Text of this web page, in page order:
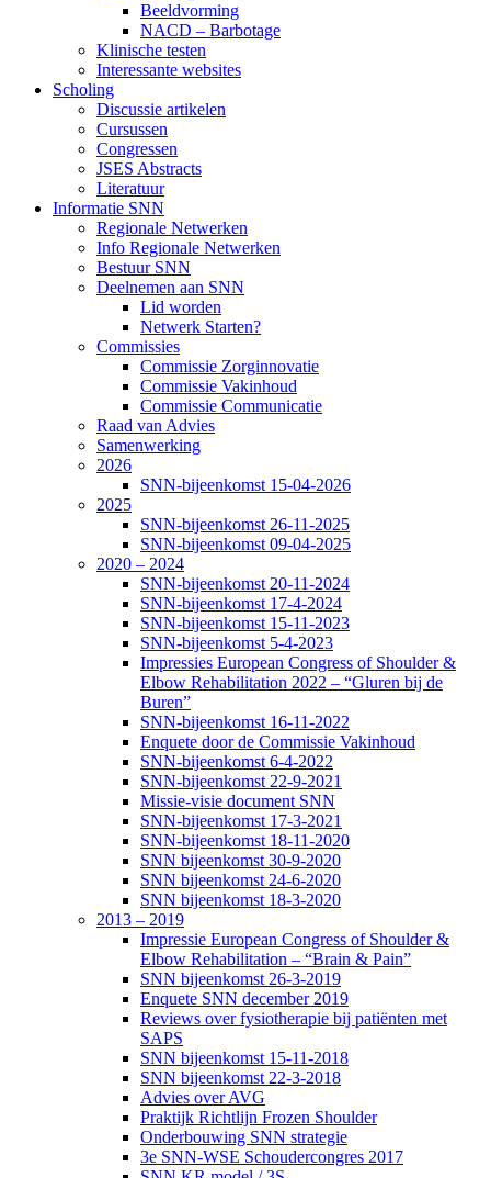
Beeldvorming
NACD – Barbotage
Klinische testen
Interessante websites
Scholing
Discussie artikelen
Cursussen
Congressen
JSES Abstracts
Literatuur
Informatie SNN
Regionale Netwerken
Info Regionale Netwerken
Bestuur SNN
Deelnemen aan SNN
Lid worden
Netwerk Starten?
Commissies
Commissie Zorginnovatie
Commissie Vakinhoud
Commissie Communicatie
Raad van Advies
Samenwerking
2026
SNN-bijeenkomst 15-04-2026
2025
SNN-bijeenkomst 26-11-2025
SNN-bijeenkomst 09-04-2025
2020 – 2024
SNN-bijeenkomst 20-11-2024
SNN-bijeenkomst 17-4-2024
SNN-bijeenkomst 15-11-2023
SNN-bijeenkomst 5-4-2023
Impressies European Congress of Shoulder &
Elbow Rehabilitation 2022 – “Gluren bij de
Buren”
SNN-bijeenkomst 16-11-2022
Enquete door de Commissie Vakinhoud
SNN-bijeenkomst 6-4-2022
SNN-bijeenkomst 22-9-2021
Missie-visie document SNN
SNN-bijeenkomst 17-3-2021
SNN-bijeenkomst 18-11-2020
SNN bijeenkomst 30-9-2020
SNN bijeenkomst 24-6-2020
SNN bijeenkomst 18-3-2020
2013 – 2019
Impressie European Congress of Shoulder &
Elbow Rehabilitation – “Brain & Pain”
SNN bijeenkomst 26-3-2019
Enquete SNN december 2019
Reviews over fysiotherapie bij patiënten met
SAPS
SNN bijeenkomst 15-11-2018
SNN bijeenkomst 22-3-2018
Advies over AVG
Praktijk Richtlijn Frozen Shoulder
Onderbouwing SNN strategie
3e SNN-WSE Schoudercongres 2017